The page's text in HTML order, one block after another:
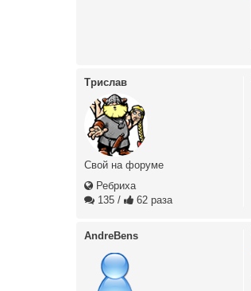
Трислав
Свой на форуме
Ребриха
135 / 62 раза
AndreBens